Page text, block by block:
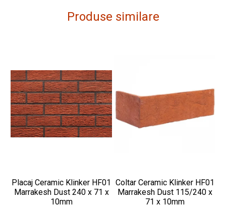
Produse similare
Placaj Ceramic Klinker HF01
Marrakesh Dust 240 x 71 x
10mm
Coltar Ceramic Klinker HF01
Marrakesh Dust 115/240 x
71 x 10mm